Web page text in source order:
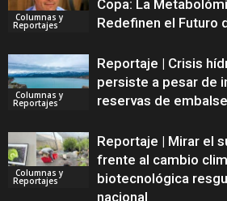
Columnas y
Reportajes
Copa: La
Redefinen el Futuro
Columnas y
Reportajes
Reportaje | Crisis
persiste a pesar de
reservas de
Columnas y
Reportajes
Reportaje | Mirar el
frente al cambio
biotecnológica
nacional